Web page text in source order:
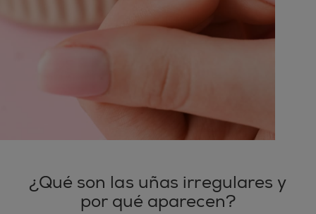
¿Qué son las uñas irregulares y
por qué aparecen?